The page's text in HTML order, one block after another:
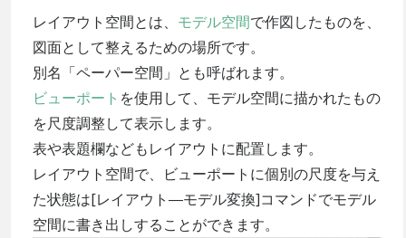
レイアウト空間とは、 モデル空間で作図したものを、
図面として整えるための場所です。
別名「ペーパー空間」とも呼ばれます。
ビューポート を使用して、モデル空間に描かれたもの
を尺度調整して表示します。
表や表題欄などもレイアウトに配置します。
レイアウト空間で、ビューポートに個別の尺度を与え
た状態は[レイアウト―モデル変換]コマンドでモデル
空間に書き出しすることができます。